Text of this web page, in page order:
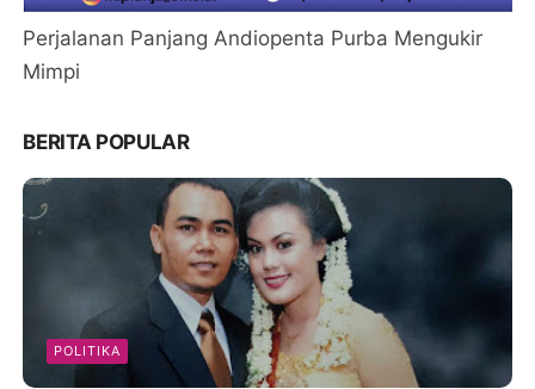
Perjalanan Panjang Andiopenta Purba Mengukir
Mimpi
BERITA POPULAR
POLITIKA